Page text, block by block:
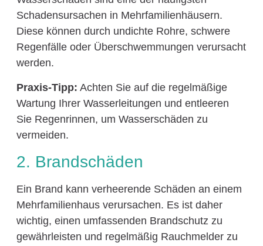
Schadensursachen in Mehrfamilienhäusern.
Diese können durch undichte Rohre, schwere
Regenfälle oder Überschwemmungen verursacht
werden.
Praxis-Tipp: Achten Sie auf die regelmäßige
Wartung Ihrer Wasserleitungen und entleeren
Sie Regenrinnen, um Wasserschäden zu
vermeiden.
2. Brandschäden
Ein Brand kann verheerende Schäden an einem
Mehrfamilienhaus verursachen. Es ist daher
wichtig, einen umfassenden Brandschutz zu
gewährleisten und regelmäßig Rauchmelder zu